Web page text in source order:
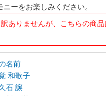
ニーをお楽しみください。
ありませんが、こちらの商品
名前
和歌子
石 譲